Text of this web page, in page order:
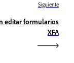
Siguiente
editar formularios
XFA